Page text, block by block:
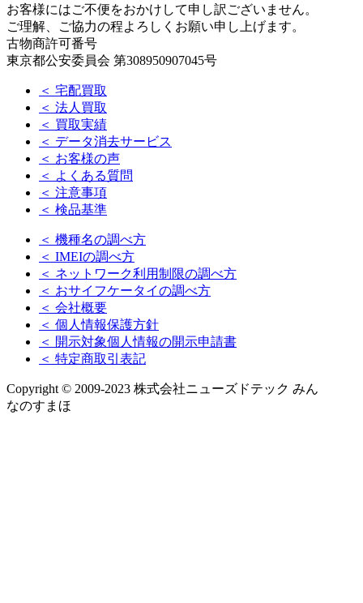
お客様にはご不便をおかけして申し訳ございません。
ご理解、ご協力の程よろしくお願い申し上げます。
古物商許可番号
東京都公安委員会 第308950907045号
＜ 宅配買取
＜ 法人買取
＜ 買取実績
＜ データ消去サービス
＜ お客様の声
＜ よくある質問
＜ 注意事項
＜ 検品基準
＜ 機種名の調べ方
＜ IMEIの調べ方
＜ ネットワーク利用制限の調べ方
＜ おサイフケータイの調べ方
＜ 会社概要
＜ 個人情報保護方針
＜ 開示対象個人情報の開示申請書
＜ 特定商取引表記
Copyright © 2009-2023 株式会社ニューズドテック みん
なのすまほ